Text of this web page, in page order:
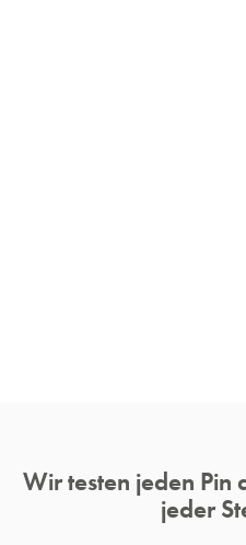
Wir testen jeden Pin
jeder